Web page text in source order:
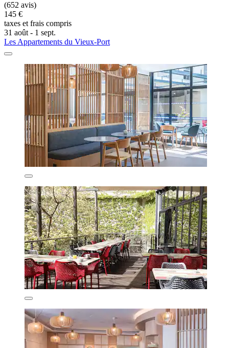
(652 avis)
145 €
taxes et frais compris
31 août - 1 sept.
Les Appartements du Vieux-Port